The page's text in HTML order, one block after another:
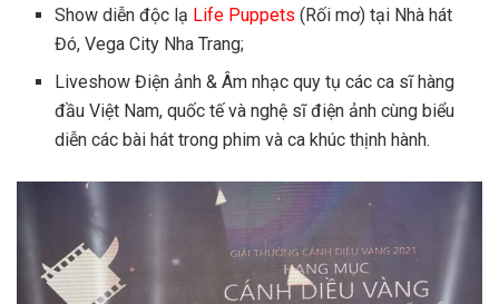
Show diễn độc lạ Life Puppets (Rối mơ) tại Nhà hát
Đó, Vega City Nha Trang;
Liveshow Điện ảnh & Âm nhạc quy tụ các ca sĩ hàng
đầu Việt Nam, quốc tế và nghệ sĩ điện ảnh cùng biểu
diễn các bài hát trong phim và ca khúc thịnh hành.